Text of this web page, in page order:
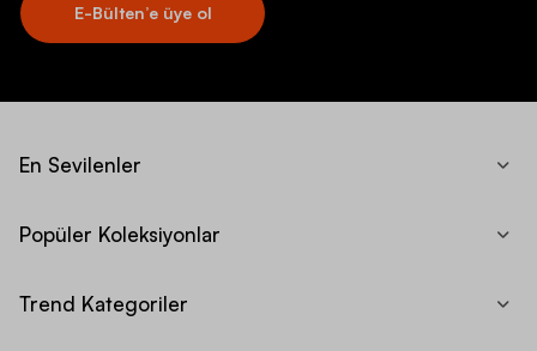
E-Bülten’e üye ol
En Sevilenler
Popüler Koleksiyonlar
Trend Kategoriler